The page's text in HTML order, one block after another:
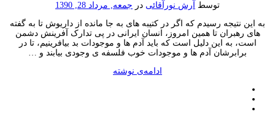
توسط آرش نورآقائی در جمعه, مرداد 28, 1390
به این نتیجه رسیدم که اگر در کتیبه های به جا مانده از داریوش تا به گفته
های رهبران تا همین امروز، انسان ایرانی در پی تدارک آفرینش دشمن
است، به این دلیل است که باید آدم ها و موجودات بد بیافرینیم، تا در
برابرشان آدم ها و موجودات خوب فلسفه ی وجودی بیابند و …
ادامه‌ی نوشته